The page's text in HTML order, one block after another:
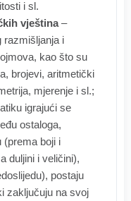
i sl.
vještina–
razmišljanja i
kao što su
brojevi, aritmetički
mjerenje i sl.;
igrajući se
ostaloga,
(prema boji i
duljini i veličini),
postaju
zaključuju na svoj